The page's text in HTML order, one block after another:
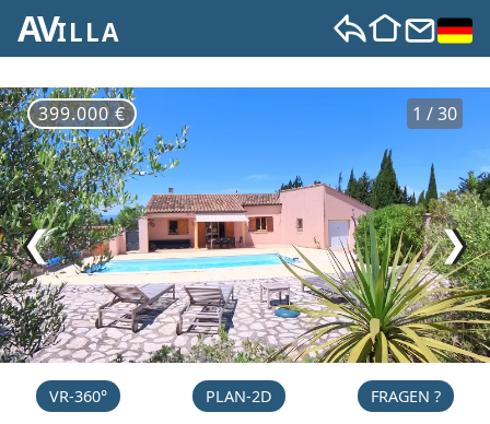
AVILLA
1 / 30
399.000 €
❯
❮
VR-360° PLAN-2D FRAGEN ?